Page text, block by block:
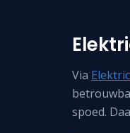
Via
spoed.